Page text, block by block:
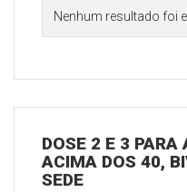
Nenhum resultado foi
DOSE 2 E 3 PARA
ACIMA DOS 40,
SEDE